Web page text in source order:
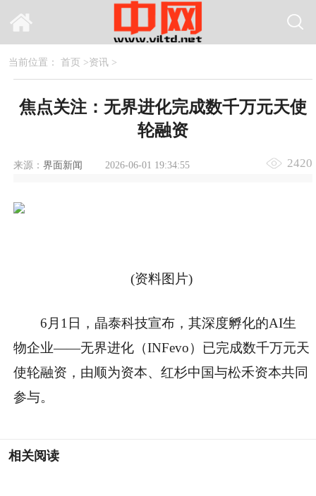
当前位置： 首页 >资讯>
焦点关注：无界进化完成数千万元天使
轮融资
来源： 界面新闻 2026-06-01 19:34:55 2420
(资料图片)
6月1日，晶泰科技宣布，其深度孵化的AI生
物企业——无界进化（INFevo）已完成数千万元天
使轮融资，由顺为资本、红杉中国与松禾资本共同
参与。
相关阅读